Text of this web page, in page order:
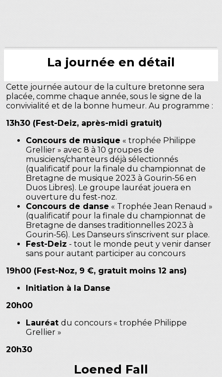
La journée en détail
Cette journée autour de la culture bretonne sera
placée, comme chaque année, sous le signe de la
convivialité et de la bonne humeur. Au programme :
13h30 (Fest-Deiz, après-midi gratuit)
Concours de musique « trophée Philippe
Grellier » avec 8 à 10 groupes de
musiciens/chanteurs déjà sélectionnés
(qualificatif pour la finale du championnat de
Bretagne de musique 2023 à Gourin-56 en
Duos Libres). Le groupe lauréat jouera en
ouverture du fest-noz.
Concours de danse « Trophée Jean Renaud »
(qualificatif pour la finale du championnat de
Bretagne de danses traditionnelles 2023 à
Gourin-56). Les Danseurs s'inscrivent sur place.
Fest-Deiz - tout le monde peut y venir danser
sans pour autant participer au concours
19h00 (Fest-Noz, 9 €, gratuit moins 12 ans)
Initiation à la Danse
20h00
Lauréat du concours « trophée Philippe
Grellier »
20h30
Loened Fall